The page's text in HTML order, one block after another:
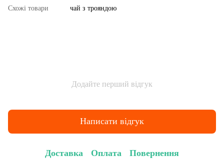
Схожі товари
чай з трояндою
Додайте перший відгук
Написати відгук
Доставка Оплата Повернення